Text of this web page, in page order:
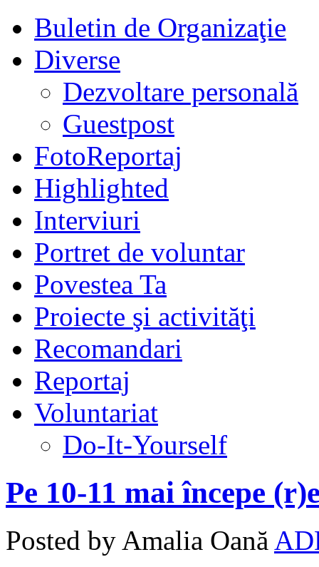
Buletin de Organizaţie
Diverse
Dezvoltare personală
Guestpost
FotoReportaj
Highlighted
Interviuri
Portret de voluntar
Povestea Ta
Proiecte şi activităţi
Recomandari
Reportaj
Voluntariat
Do-It-Yourself
Pe 10-11 mai începe
Posted by Amalia Oană